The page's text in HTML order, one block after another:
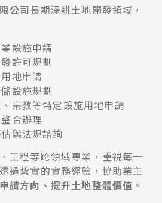
公司長期深耕土地開發領域，
設施申請
許可規劃
地申請
設施規劃
宗教等特定設施用地申請
合辦理
與法規諮詢
工程等跨領域專業，重視每一
過紮實的實務經驗，協助業主
請方向、提升土地整體價值 。